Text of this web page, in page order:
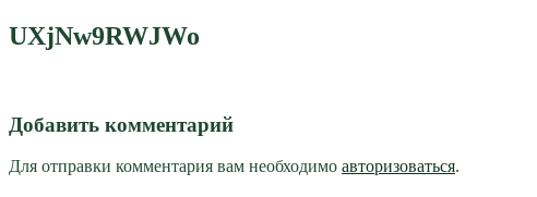
UXjNw9RWJWo
Добавить комментарий
Для отправки комментария вам необходимо авторизоваться.